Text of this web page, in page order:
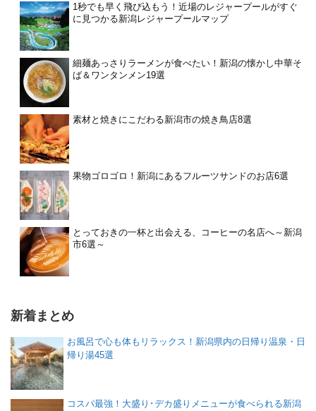
1秒でも早く飛び込もう！近場のレジャープールがすぐ
に見つかる新潟レジャープールマップ
細麺あっさりラーメンが食べたい！新潟の懐かし中華そ
ば＆ワンタンメン19選
素材と焼きにこだわる新潟市の焼き鳥店8選
果物ゴロゴロ！新潟にあるフルーツサンドのお店6選
とっておきの一杯と出会える、コーヒーの名店へ～新潟
市6選～
新着まとめ
お風呂で心も体もリラックス！新潟県内の日帰り温泉・日
帰り湯45選
コスパ最強！大盛り･デカ盛りメニューが食べられる新潟